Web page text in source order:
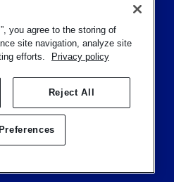
you agree to the storing of
site navigation, analyze site
efforts.
Privacy policy
Reject All